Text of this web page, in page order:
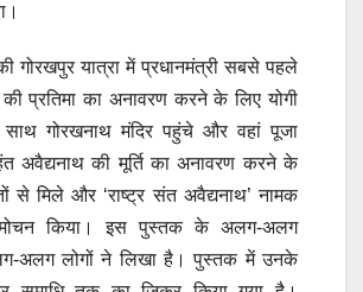
गोरखपुर यात्रा में प्रधानमंत्री सबसे पहले
प्रतिमा का अनावरण करने के लिए योगी
गोरखनाथ मंदिर पहुंचे और वहां पूजा
अवैद्यनाथ की मूर्ति का अनावरण करने के
से मिले और ‘राष्ट्र संत अवैद्यनाथ’ नामक
किया। इस पुस्तक के अलग-अलग
अलग लोगों ने लिखा है। पुस्तक में उनके